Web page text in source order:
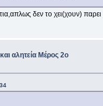
δεν το χει(χουν)
αλητεία Μέρος 2ο